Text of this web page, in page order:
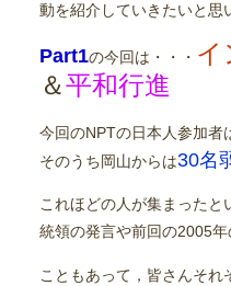
動を紹介していきたいと思
Part1の今回は・・・ イ
＆平和行進
今回のNPTの日本人参加者
そのうち岡山からは30名
これほどの人が集まった
統領の発言や前回の2005
こともあって，皆さんそれ